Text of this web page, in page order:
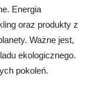
Energia
oraz produkty z
Ważne jest,
ekologicznego.
pokoleń.